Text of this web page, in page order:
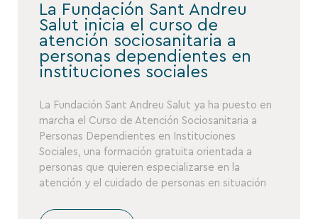
La Fundación Sant Andreu
Salut inicia el curso de
atención sociosanitaria a
personas dependientes en
instituciones sociales
La Fundación Sant Andreu Salut ya ha puesto en
marcha el Curso de Atención Sociosanitaria a
Personas Dependientes en Instituciones
Sociales, una formación gratuita orientada a
personas que quieren especializarse en la
atención y el cuidado de personas en situación